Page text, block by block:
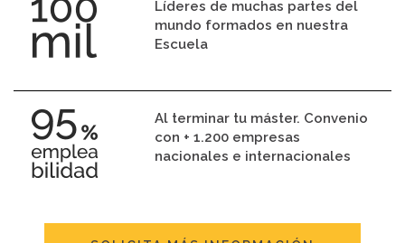
Líderes de muchas partes del
mundo formados en nuestra
Escuela
Al terminar tu máster. Convenio
con + 1.200 empresas
nacionales e internacionales